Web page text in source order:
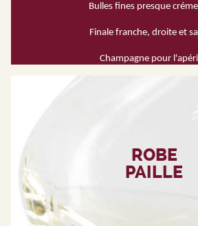
Bulles fines presque
Finale franche, droite et
Champagne pour
ROBE
PAILLE